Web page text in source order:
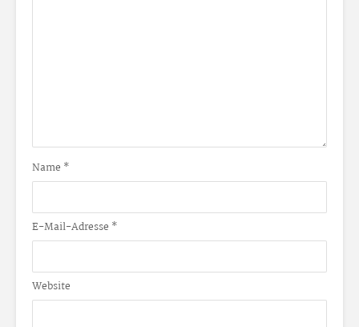
Name *
E-Mail-Adresse *
Website